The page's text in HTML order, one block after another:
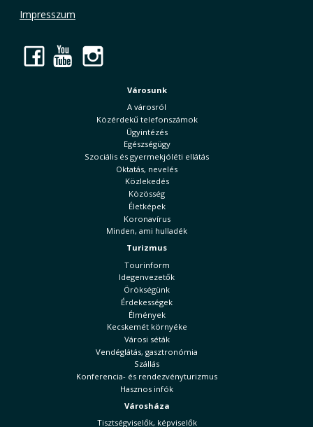
Impresszum
Facebook
YouTube
Városunk
A városról
Közérdekű telefonszámok
Ügyintézés
Egészségügy
Szociális és gyermekjóléti ellátás
Oktatás, nevelés
Közlekedés
Közösség
Életképek
Koronavírus
Minden, ami hulladék
Turizmus
Tourinform
Idegenvezetők
Örökségünk
Érdekességek
Élmények
Kecskemét környéke
Városi séták
Vendéglátás, gasztronómia
Szállás
Konferencia- és rendezvényturizmus
Hasznos infók
Városháza
Tisztségviselők, képviselők